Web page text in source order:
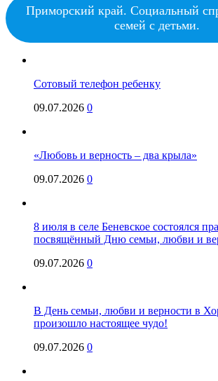
Приморский край. Социальный
семей с детьми.
Сотовый телефон ребенку
09.07.2026 0
«Любовь и верность – два крыла»
09.07.2026 0
8 июля в селе Беневское состоялся
посвящённый Дню семьи, любви и
09.07.2026 0
В День семьи, любви и верности в
произошло настоящее чудо!
09.07.2026 0